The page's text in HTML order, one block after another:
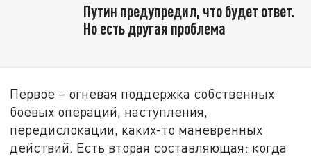
Путин предупредил, что будет ответ.
Но есть другая проблема
Первое – огневая поддержка собственных
боевых операций, наступления,
передислокации, каких-то маневренных
действий. Есть вторая составляющая: когда